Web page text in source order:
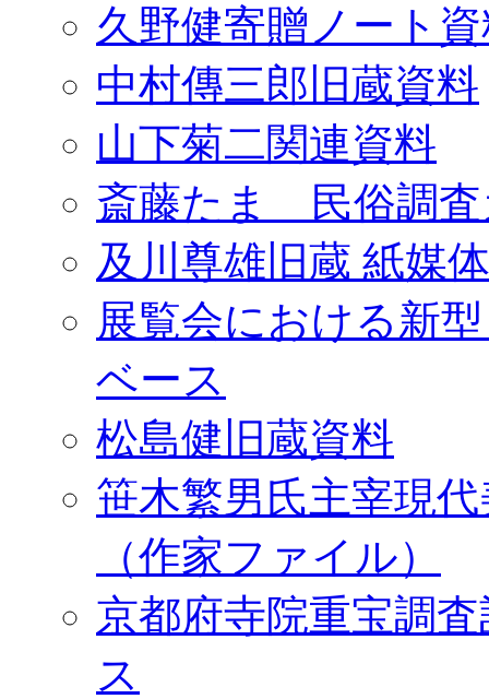
久野健寄贈ノート
中村傳三郎旧蔵資料
山下菊二関連資料
斎藤たま 民俗調査
及川尊雄旧蔵 紙媒
展覧会における新
ベース
松島健旧蔵資料
笹木繁男氏主宰現
（作家ファイル）
京都府寺院重宝調
ス